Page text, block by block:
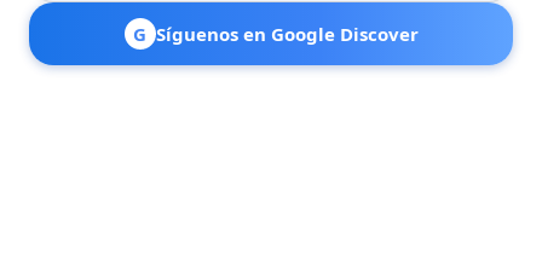
G Síguenos en Google Discover